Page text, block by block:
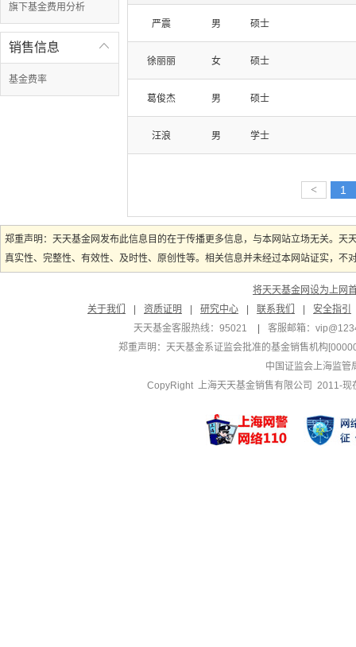
旗下基金费用分析

销售信息
基金费率
严震 男 硕士
徐丽丽 女 硕士
葛俊杰 男 硕士
汪浪 男 学士
< 1
郑重声明：天天基金网发布此信息目的在于传播更多信息，与本网站立场无关。
真实性、完整性、有效性、及时性、原创性等。相关信息并未经过本网站证实，
将天天基金网设为上网
关于我们
资质证明 研究中心 联系我们
安全指引
天天基金客服热线：95021
客服邮箱：
郑重声明： 天天基金系证监会批准的基金销售机构
中国证监会上海监管
CopyRight 上海天天基金销售有限公司 2011-